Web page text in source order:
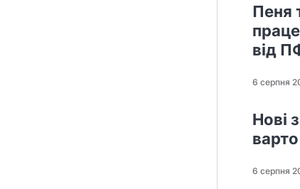
Пеня
від
6 серпня
Нові
6 серпня